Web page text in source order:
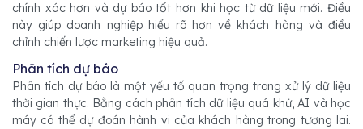
chính xác hơn và dự báo tốt hơn khi học từ dữ liệu mới. Điều
này giúp doanh nghiệp hiểu rõ hơn về khách hàng và điều
chỉnh chiến lược marketing hiệu quả.
Phân tích dự báo
Phân tích dự báo là một yếu tố quan trọng trong xử lý dữ liệu
thời gian thực. Bằng cách phân tích dữ liệu quá khứ, AI và học
máy có thể dự đoán hành vi của khách hàng trong tương lai.